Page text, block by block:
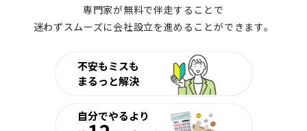
専門家が無料で伴走することで
迷わずスムーズに会社設立を進めることができます。
不安もミスも
まるっと解決
自分でやるより